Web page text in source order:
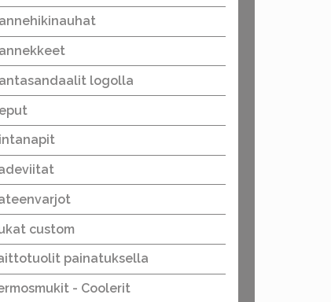
logolla
custom
painatuksella
- Coolerit